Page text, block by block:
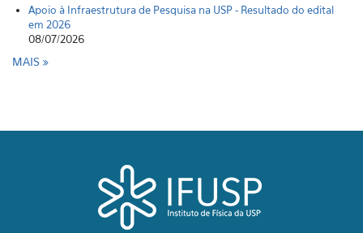
Apoio à Infraestrutura de Pesquisa na USP - Resultado do edital
em 2026
08/07/2026
MAIS